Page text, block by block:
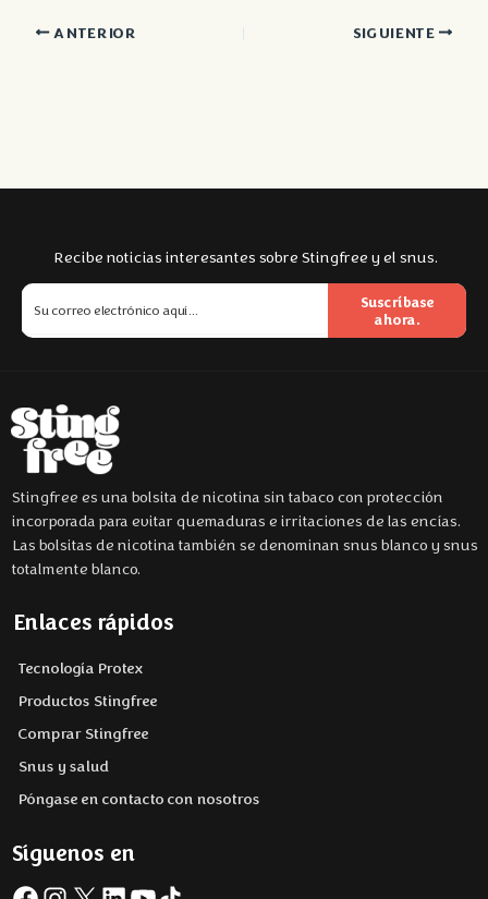
ANTERIOR SIGUIENTE
Recibe noticias interesantes sobre Stingfree y el snus.
Suscríbase
ahora.
Stingfree es una bolsita de nicotina sin tabaco con protección
incorporada para evitar quemaduras e irritaciones de las encías.
Las bolsitas de nicotina también se denominan snus blanco y snus
totalmente blanco.
Enlaces rápidos
Tecnología Protex
Productos Stingfree
Comprar Stingfree
Snus y salud
Póngase en contacto con nosotros
Síguenos en